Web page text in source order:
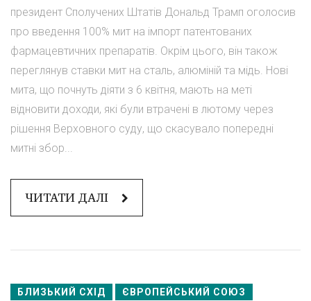
президент Сполучених Штатів Дональд Трамп оголосив
про введення 100% мит на імпорт патентованих
фармацевтичних препаратів. Окрім цього, він також
переглянув ставки мит на сталь, алюміній та мідь. Нові
мита, що почнуть діяти з 6 квітня, мають на меті
відновити доходи, які були втрачені в лютому через
рішення Верховного суду, що скасувало попередні
митні збор...
ЧИТАТИ ДАЛІ
БЛИЗЬКИЙ СХІД ЄВРОПЕЙСЬКИЙ СОЮЗ